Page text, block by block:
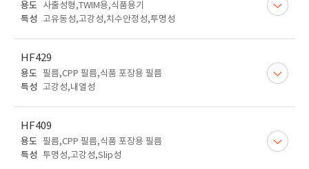
용도
사출성형,TWIM용,식품용기
특성 고유동성,고강성,치수안정성,투명성
HF429
용도 필름,CPP 필름,식품 포장용 필름
특성 고강성,내열성
HF409
용도 필름,CPP 필름,식품 포장용 필름
특성 투명성,고강성,Slip성